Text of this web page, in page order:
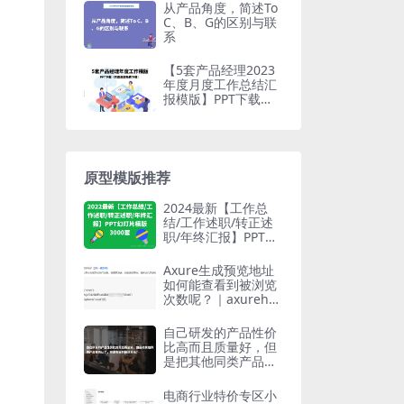
从产品角度，简述To
C、B、G的区别与联
系
【5套产品经理2023
年度月度工作总结汇
报模版】PPT下载
原型模版推荐
2024最新【工作总
结/工作述职/转正述
职/年终汇报】PPT幻
Axure生成预览地址
如何能查看到被浏览
次数呢？｜axurehu
自己研发的产品性价
比高而且质量好，但
是把其他同类产品都
解决方法？
电商行业特价专区小